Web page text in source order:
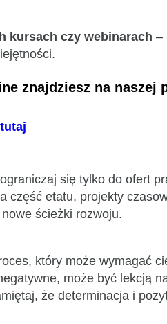
kursach czy webinarach –
znajdziesz na naszej
się tylko do ofert
część etatu, projekty
ścieżki rozwoju.
który może wymagać
może być lekcją
że determinacja i